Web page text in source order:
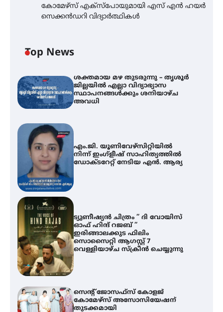
കോമേഴ്സ് എക്സ്പോയുമായി എസ് എൻ ഹയർ
സെക്കൻഡറി വിദ്യാർത്ഥികൾ
Top News
ശക്തമായ മഴ തുടരുന്നു – തൃശൂർ
ജില്ലയിൽ എല്ലാ വിദ്യാഭ്യാസ
സ്ഥാപനങ്ങൾക്കും ശനിയാഴ്ച
അവധി
എം.ജി. യൂണിവേഴ്‌സിറ്റിയിൽ
നിന്ന് ഇംഗ്ളീഷ് സാഹിത്യത്തിൽ
ഡോക്ടറേറ്റ് നേടിയ എൻ. ആര്യ
ട്യുണീഷ്യൻ ചിത്രം ” ദി വോയിസ്
ഓഫ് ഹിന്ദ് റജബ് ”
ഇരിങ്ങാലക്കുട ഫിലിം
സൊസൈറ്റി ആഗസ്റ്റ് 7
വെള്ളിയാഴ്ച സ്‌ക്രീൻ ചെയ്യുന്നു
സെന്റ് ജോസഫ്സ് കോളജ്
കോമേഴ്‌സ് അസോസിയേഷന്
തുടക്കമായി